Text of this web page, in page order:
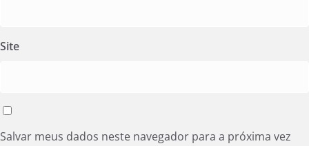
Site
Salvar meus dados neste navegador para a próxima vez